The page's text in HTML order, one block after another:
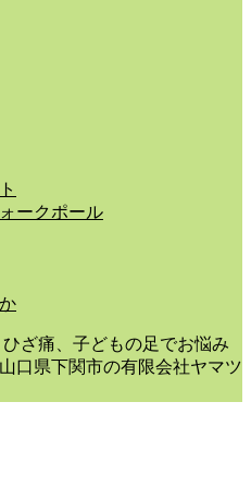
ークポール
ざ痛、子どもの足でお悩み
口県下関市の有限会社ヤマツ